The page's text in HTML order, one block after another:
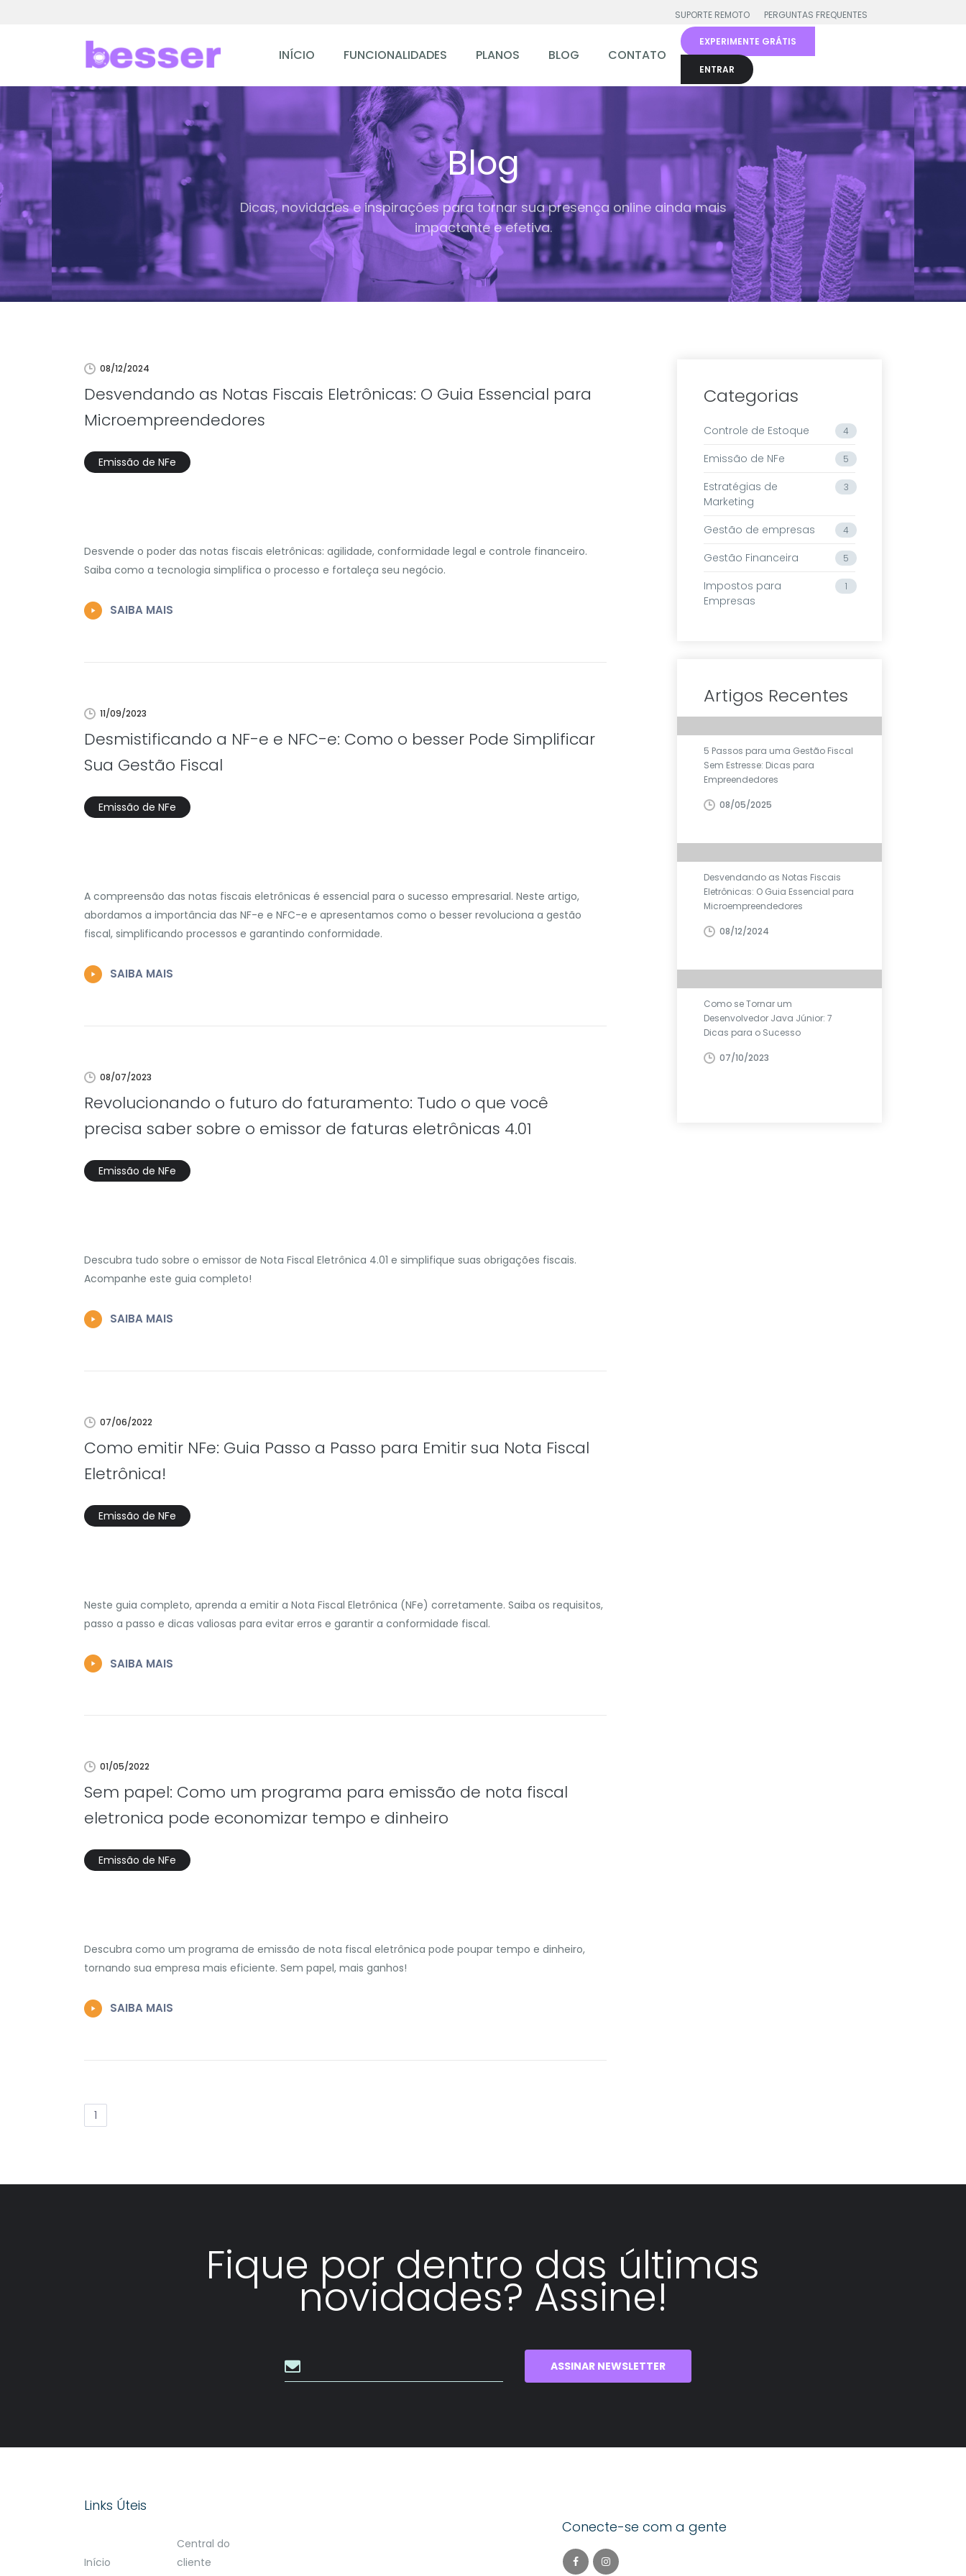
SUPORTE REMOTO PERGUNTAS FREQUENTES
INÍCIO FUNCIONALIDADES PLANOS BLOG CONTATO
EXPERIMENTE GRÁTIS
ENTRAR
Blog
Dicas, novidades e inspirações para tornar sua presença online ainda mais
impactante e efetiva.
08/12/2024
Desvendando as Notas Fiscais Eletrônicas: O Guia Essencial para
Microempreendedores
Emissão de NFe
Desvende o poder das notas fiscais eletrônicas: agilidade, conformidade legal e controle financeiro.
Saiba como a tecnologia simplifica o processo e fortaleça seu negócio.
SAIBA MAIS
11/09/2023
Desmistificando a NF-e e NFC-e: Como o besser Pode Simplificar
Sua Gestão Fiscal
Emissão de NFe
A compreensão das notas fiscais eletrônicas é essencial para o sucesso empresarial. Neste artigo,
abordamos a importância das NF-e e NFC-e e apresentamos como o besser revoluciona a gestão
fiscal, simplificando processos e garantindo conformidade.
SAIBA MAIS
08/07/2023
Revolucionando o futuro do faturamento: Tudo o que você
precisa saber sobre o emissor de faturas eletrônicas 4.01
Emissão de NFe
Descubra tudo sobre o emissor de Nota Fiscal Eletrônica 4.01 e simplifique suas obrigações fiscais.
Acompanhe este guia completo!
SAIBA MAIS
07/06/2022
Como emitir NFe: Guia Passo a Passo para Emitir sua Nota Fiscal
Eletrônica!
Emissão de NFe
Neste guia completo, aprenda a emitir a Nota Fiscal Eletrônica (NFe) corretamente. Saiba os requisitos,
passo a passo e dicas valiosas para evitar erros e garantir a conformidade fiscal.
SAIBA MAIS
01/05/2022
Sem papel: Como um programa para emissão de nota fiscal
eletronica pode economizar tempo e dinheiro
Emissão de NFe
Descubra como um programa de emissão de nota fiscal eletrônica pode poupar tempo e dinheiro,
tornando sua empresa mais eficiente. Sem papel, mais ganhos!
SAIBA MAIS
1
Categorias
Controle de Estoque 4
Emissão de NFe 5
Estratégias de
Marketing
3
Gestão de empresas 4
Gestão Financeira 5
Impostos para
Empresas
1
Artigos Recentes
5 Passos para uma Gestão Fiscal
Sem Estresse: Dicas para
Empreendedores
08/05/2025
Desvendando as Notas Fiscais
Eletrônicas: O Guia Essencial para
Microempreendedores
08/12/2024
Como se Tornar um
Desenvolvedor Java Júnior: 7
Dicas para o Sucesso
07/10/2023
Fique por dentro das últimas
novidades? Assine!
ASSINAR NEWSLETTER
Links Úteis
Início
Central do
cliente
Conecte-se com a gente